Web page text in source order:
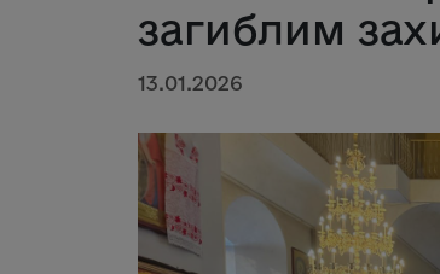
загиблим
13.01.2026